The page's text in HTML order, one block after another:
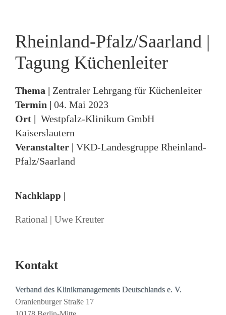
Rheinland-Pfalz/Saarland |
Tagung Küchenleiter
Thema | Zentraler Lehrgang für Küchenleiter
Termin | 04. Mai 2023
Ort | Westpfalz-Klinikum GmbH
Kaiserslautern
Veranstalter | VKD-Landesgruppe Rheinland-
Pfalz/Saarland
Nachklapp |
Rational | Uwe Kreuter
Kontakt
Verband des Klinikmanagements Deutschlands e. V.
Oranienburger Straße 17